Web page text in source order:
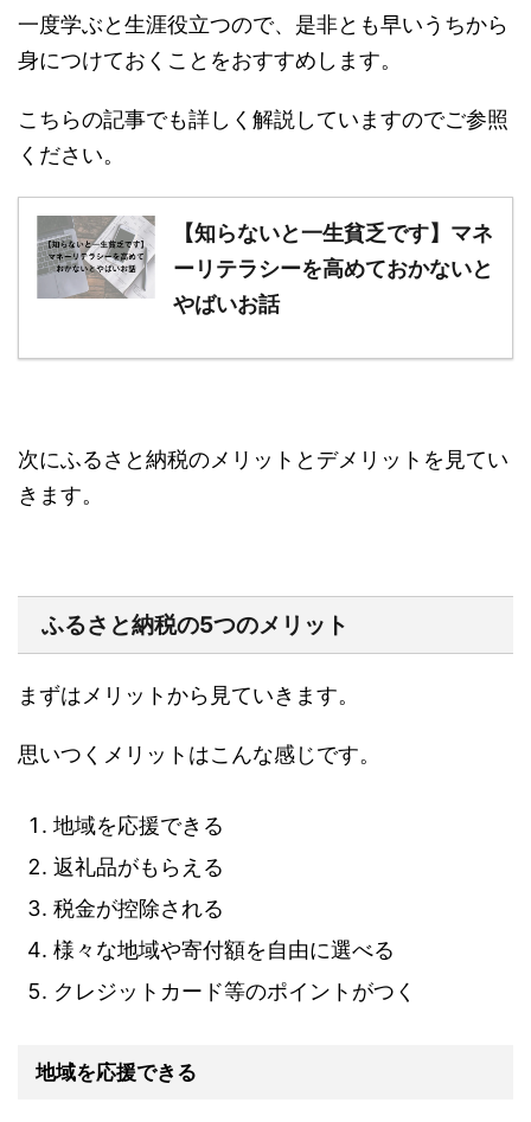
一度学ぶと生涯役立つので、是非とも早いうちから
身につけておくことをおすすめします。
こちらの記事でも詳しく解説していますのでご参照
ください。
【知らないと一生貧乏です】マネ
ーリテラシーを高めておかないと
やばいお話
次にふるさと納税のメリットとデメリットを見てい
きます。
ふるさと納税の5つのメリット
まずはメリットから見ていきます。
思いつくメリットはこんな感じです。
地域を応援できる
返礼品がもらえる
税金が控除される
様々な地域や寄付額を自由に選べる
クレジットカード等のポイントがつく
地域を応援できる